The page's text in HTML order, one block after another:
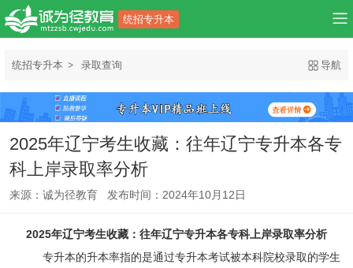
统招专升本
统招专升本 录取查询 导航
2025年辽宁考生收藏：往年辽宁专升本各专
科上岸录取率分析
来源：诚为径教育 发布时间：2024年10月12日
2025年辽宁考生收藏：往年辽宁专升本各专科上岸录取率分析
专升本的升本率指的是通过专升本考试被本科院校录取的学生